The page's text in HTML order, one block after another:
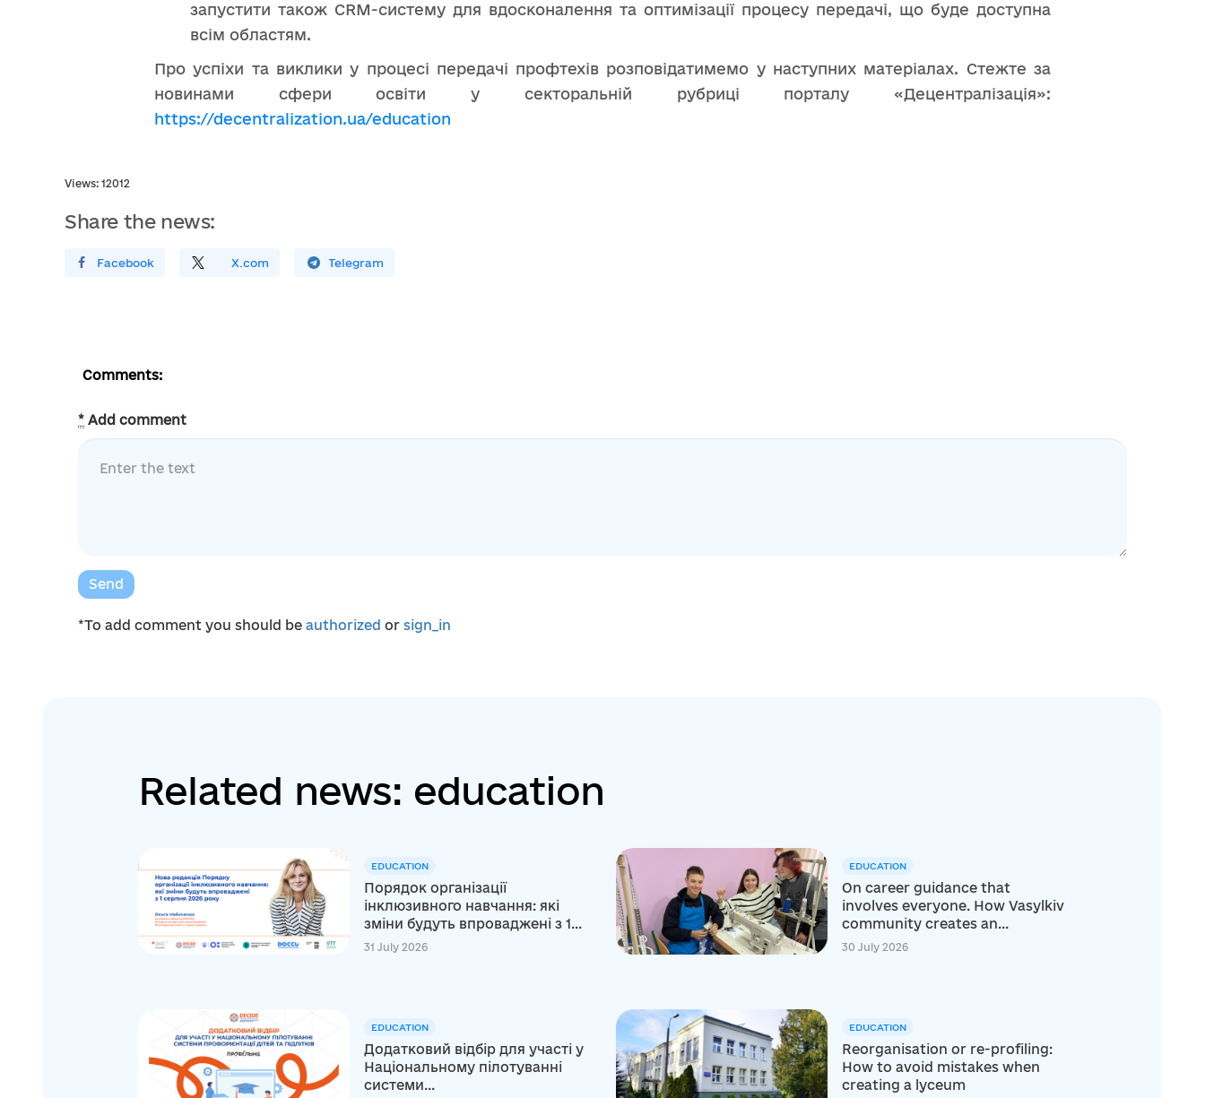
запустити також CRM-систему для вдосконалення та оптимізації процесу передачі, що буде доступна
всім областям.
Про успіхи та виклики у процесі передачі профтехів розповідатимемо у наступних матеріалах. Стежте за
новинами сфери освіти у секторальній рубриці порталу «Децентралізація»:
https://decentralization.ua/education
Views: 12012
Share the news:
Поширити У FacebookПоділитись X.comПоширити У Telegram
Comments:
* Add comment
Send
*To add comment you should be authorized or sign_in
Related news: education
EDUCATION
Порядок організації
інклюзивного навчання: які
зміни будуть впроваджені з 1...
31 July 2026
EDUCATION
On career guidance that
involves everyone. How Vasylkiv
community creates an...
30 July 2026
EDUCATION
Додатковий відбір для участі у
Національному пілотуванні
системи...
EDUCATION
Reorganisation or re-profiling:
How to avoid mistakes when
creating a lyceum